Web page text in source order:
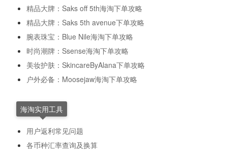
精品大牌：Saks off 5th海淘下单攻略
精品大牌：Saks 5th avenue下单攻略
腕表珠宝：Blue Nile海淘下单攻略
时尚潮牌：Ssense海淘下单攻略
美妆护肤：SkincareByAlana下单攻略
户外必备：Moosejaw海淘下单攻略
海淘实用工具
用户返利常见问题
各币种汇率查询及换算